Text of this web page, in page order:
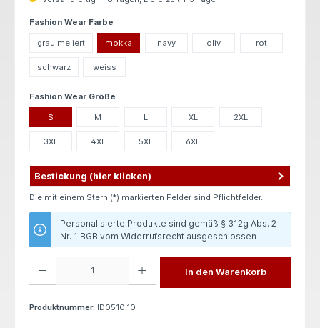
Fashion Wear Farbe
grau meliert mokka navy oliv rot
schwarz weiss
Fashion Wear Größe
S M L XL 2XL
3XL 4XL 5XL 6XL
Bestickung (hier klicken)
Die mit einem Stern (*) markierten Felder sind Pflichtfelder.
Personalisierte Produkte sind gemäß § 312g Abs. 2
Nr. 1 BGB vom Widerrufsrecht ausgeschlossen
In den Warenkorb
Produktnummer: ID0510.10